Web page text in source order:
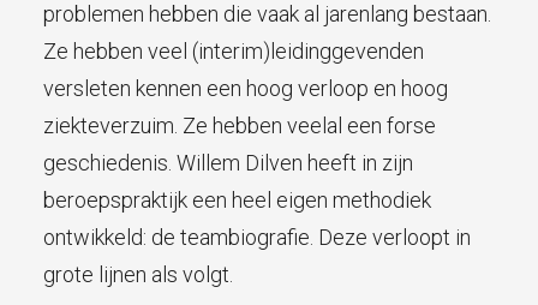
problemen hebben die vaak al jarenlang bestaan.
Ze hebben veel (interim)leidinggevenden
versleten kennen een hoog verloop en hoog
ziekteverzuim. Ze hebben veelal een forse
geschiedenis. Willem Dilven heeft in zijn
beroepspraktijk een heel eigen methodiek
ontwikkeld: de teambiografie. Deze verloopt in
grote lijnen als volgt.